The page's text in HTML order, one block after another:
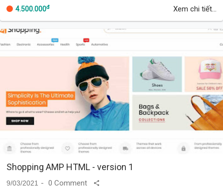
4.500.000đ Xem chi tiết...
Shopping AMP HTML - version 1
9/03/2021
0 Comment